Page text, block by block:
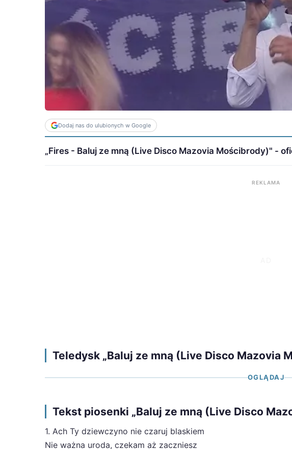
Dodaj nas do ulubionych w Google
„Fires - Baluj ze mną (Live Disco Mazovia Mościbrody)" -
REKLAMA
Teledysk „Baluj ze mną (Live Disco Mazovia
OGLĄDAJ
Tekst piosenki „Baluj ze mną (Live Disco
1. Ach Ty dziewczyno nie czaruj blaskiem
Nie ważna uroda, czekam aż zaczniesz